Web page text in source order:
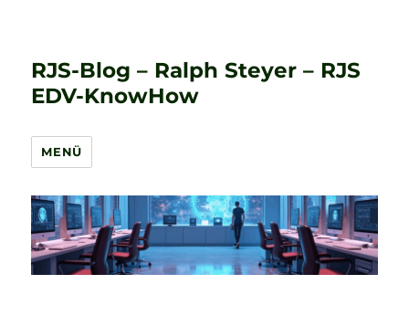
RJS-Blog – Ralph Steyer – RJS
EDV-KnowHow
MENÜ